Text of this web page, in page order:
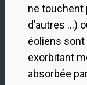
ne touchent
d’autres …)
éoliens sont
exorbitant
absorbée